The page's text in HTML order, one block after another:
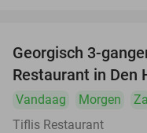
Georgisch 3-
Restaurant in Den
Vandaag Morgen Za
Tiflis Restaurant